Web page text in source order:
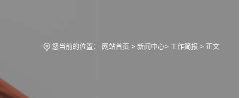
您当前的位置： 网站首页 > 新闻中心> 工作简报 > 正文